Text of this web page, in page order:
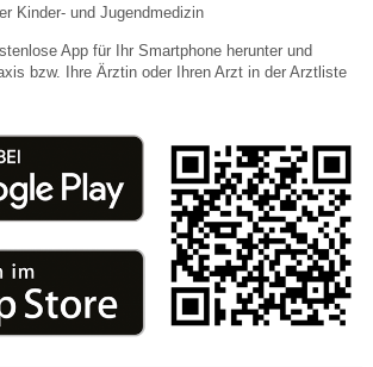
Kinder- und Jugendmedizin
App für Ihr Smartphone herunter und
bzw. Ihre Ärztin oder Ihren Arzt in der Arztliste